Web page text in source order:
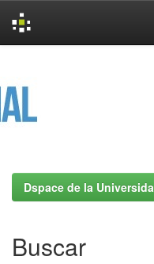
Dspace de la
Buscar